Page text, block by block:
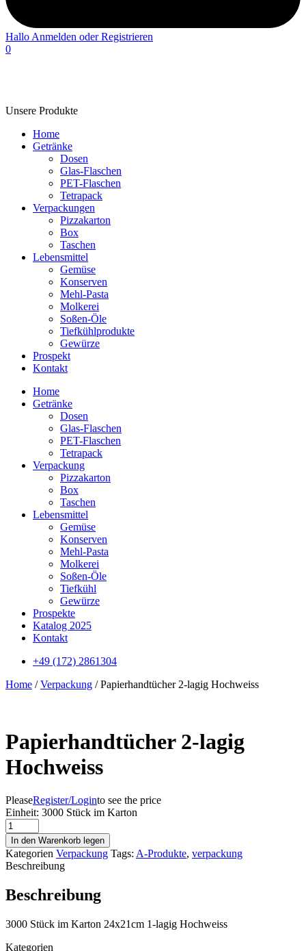
HalloAnmelden oder Registrieren
0
Unsere Produkte
Home
Getränke
Dosen
Glas-Flaschen
PET-Flaschen
Tetrapack
Verpackungen
Pizzakarton
Box
Taschen
Lebensmittel
Gemüse
Konserven
Mehl-Pasta
Molkerei
Soßen-Öle
Tiefkühlprodukte
Gewürze
Prospekt
Kontakt
Home
Getränke
Dosen
Glas-Flaschen
PET-Flaschen
Tetrapack
Verpackung
Pizzakarton
Box
Taschen
Lebensmittel
Gemüse
Konserven
Mehl-Pasta
Molkerei
Soßen-Öle
Tiefkühl
Gewürze
Prospekte
Katalog 2025
Kontakt
+49 (172) 2861304
Home /Verpackung / Papierhandtücher 2-lagig Hochweiss
Papierhandtücher 2-lagig
Hochweiss
PleaseRegister/Loginto see the price
Einheit: 3000 Stück im Karton
Papierhandtücher
2-
lagig
Hochweiss
Menge
In den Warenkorb legen
Kategorien Verpackung Tags: A-Produkte, verpackung
Beschreibung
Beschreibung
3000 Stück im Karton 24x21cm 1-lagig Hochweiss
Kategorien